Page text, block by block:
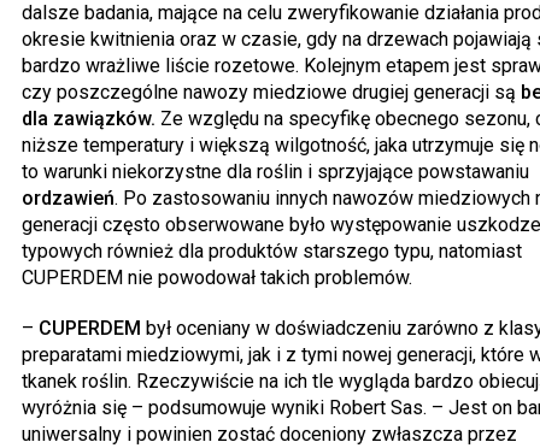
dalsze badania, mające na celu zweryfikowanie działania
okresie kwitnienia oraz w czasie, gdy na drzewach pojawiają
bardzo wrażliwe liście rozetowe. Kolejnym etapem jest
czy poszczególne nawozy miedziowe drugiej generacji są
dla zawiązków. Ze względu na specyfikę obecnego sezonu,
niższe temperatury i większą wilgotność, jaka utrzymuje się
to warunki niekorzystne dla roślin i sprzyjające powstawaniu
ordzawień. Po zastosowaniu innych nawozów miedziowych
generacji często obserwowane było występowanie
typowych również dla produktów starszego typu, natomiast
CUPERDEM nie powodował takich problemów.
– CUPERDEM był oceniany w doświadczeniu zarówno z
preparatami miedziowymi, jak i z tymi nowej generacji, które
tkanek roślin. Rzeczywiście na ich tle wygląda bardzo
wyróżnia się – podsumowuje wyniki Robert Sas. – Jest on
uniwersalny i powinien zostać doceniony zwłaszcza przez